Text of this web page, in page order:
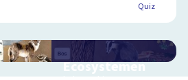
Quiz
Ecosystemen